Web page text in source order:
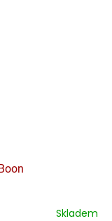
Skladem